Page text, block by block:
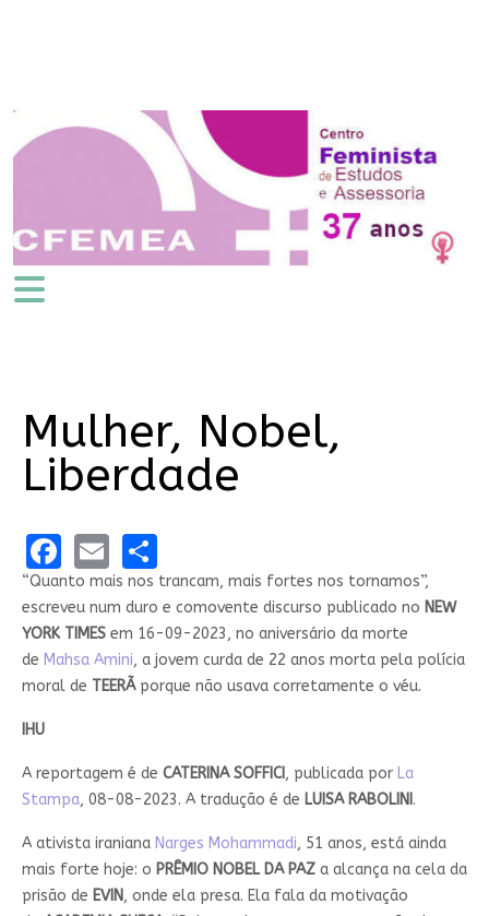
Mulher, Nobel,
Liberdade
Facebook
EmailShare
“Quanto mais nos trancam, mais fortes nos tornamos”,
escreveu num duro e comovente discurso publicado no NEW
YORK TIMESem 16-09-2023, no aniversário da morte
de Mahsa Amini, a jovem curda de 22 anos morta pela polícia
moral de TEERÃporque não usava corretamente o véu.
IHU
A reportagem é de CATERINA SOFFICI , publicada por La
Stampa, 08-08-2023. A tradução é de LUISA RABOLINI .
A ativista iraniana Narges Mohammadi, 51 anos, está ainda
mais forte hoje: o PRÊMIO NOBEL DA PAZa alcança na cela da
prisão de EVIN, onde ela presa. Ela fala da motivação